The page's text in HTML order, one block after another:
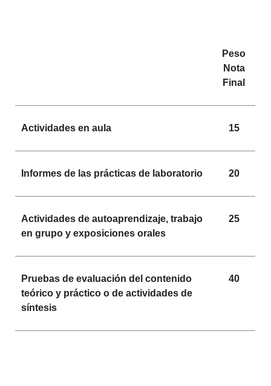
Peso
Nota
Final
Actividades en aula 15
Informes de las prácticas de laboratorio 20
Actividades de autoaprendizaje, trabajo
en grupo y exposiciones orales
25
Pruebas de evaluación del contenido
teórico y práctico o de actividades de
síntesis
40